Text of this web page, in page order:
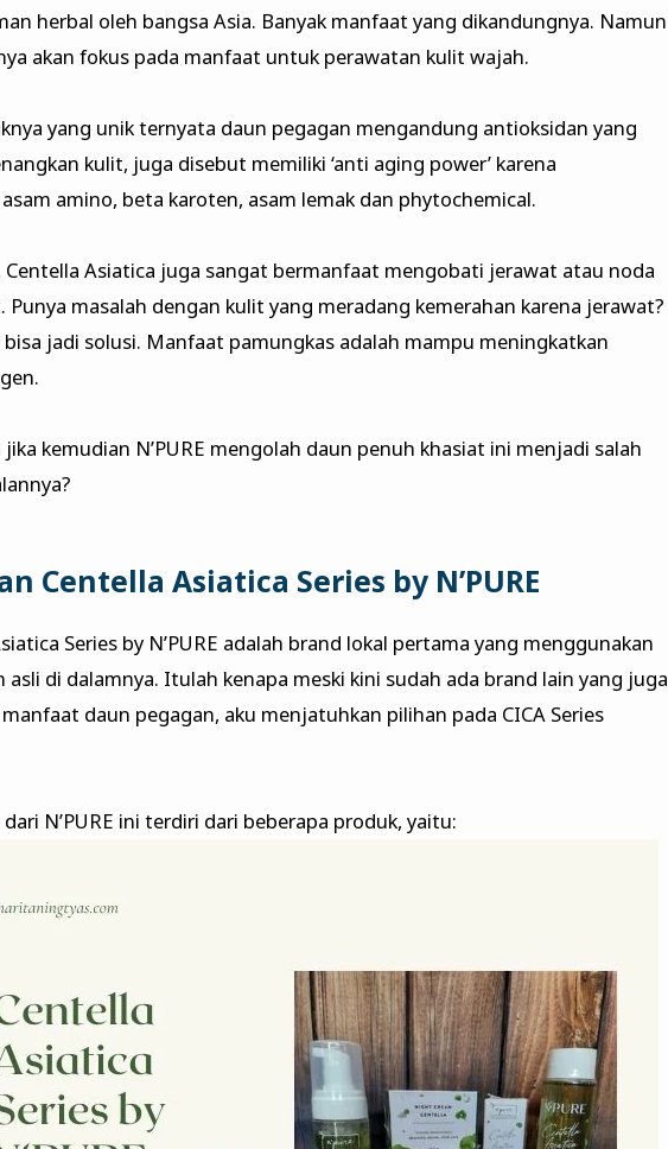
herbal oleh bangsa Asia. Banyak manfaat yang dikandungnya. Namun
akan fokus pada manfaat untuk perawatan kulit wajah.
yang unik ternyata daun pegagan mengandung antioksidan yang
kulit, juga disebut memiliki ‘anti aging power’ karena
amino, beta karoten, asam lemak dan phytochemical.
Centella Asiatica juga sangat bermanfaat mengobati jerawat atau noda
Punya masalah dengan kulit yang meradang kemerahan karena jerawat?
bisa jadi solusi. Manfaat pamungkas adalah mampu meningkatkan
jika kemudian N’PURE mengolah daun penuh khasiat ini menjadi salah
Centella Asiatica Series by N’PURE
Series by N’PURE adalah brand lokal pertama yang menggunakan
asli di dalamnya. Itulah kenapa meski kini sudah ada brand lain yang juga
daun pegagan, aku menjatuhkan pilihan pada CICA Series
N’PURE ini terdiri dari beberapa produk, yaitu: